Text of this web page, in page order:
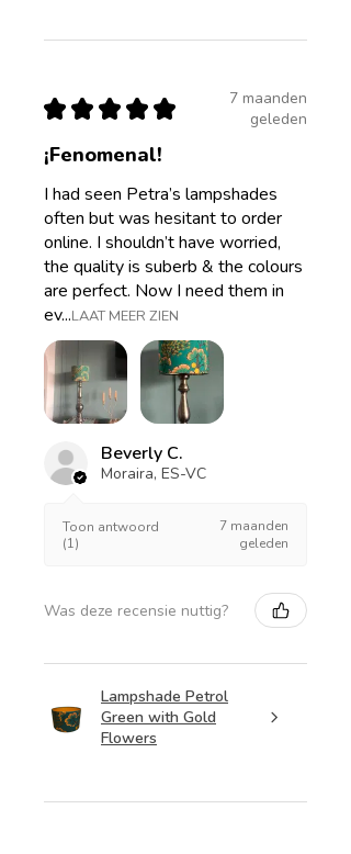
★ ★ ★ ★ ★
7 maanden
geleden
¡Fenomenal!
I had seen Petra’s lampshades
often but was hesitant to order
online. I shouldn’t have worried,
the quality is suberb & the colours
are perfect. Now I need them in
ev...LAAT MEER ZIEN
Beverly C.
Moraira, ES-VC
Toon antwoord
(1)
7 maanden
geleden
Was deze recensie nuttig?
Lampshade Petrol
Green with Gold
Flowers